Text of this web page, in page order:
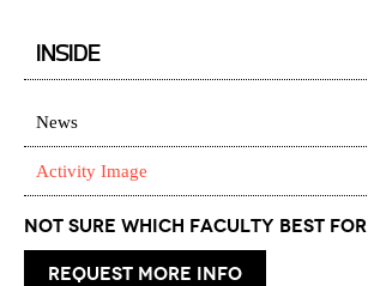
INSIDE
News
Activity Image
Not Sure which Faculty best
request more info